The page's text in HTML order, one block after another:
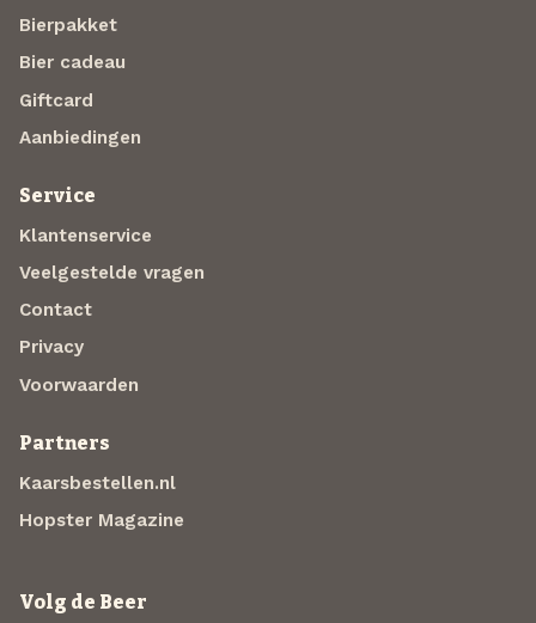
Bierpakket
Bier cadeau
Giftcard
Aanbiedingen
Service
Klantenservice
Veelgestelde vragen
Contact
Privacy
Voorwaarden
Partners
Kaarsbestellen.nl
Hopster Magazine
Volg de Beer